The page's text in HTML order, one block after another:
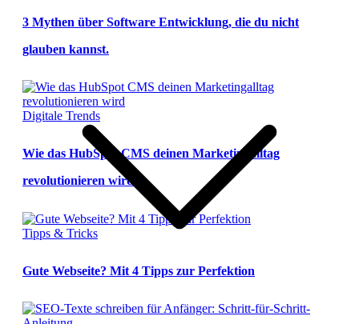
3 Mythen über Software Entwicklung, die du nicht
glauben kannst.
Digitale Trends
Wie das HubSpot CMS deinen Marketingalltag
revolutionieren wird
Tipps & Tricks
Gute Webseite? Mit 4 Tipps zur Perfektion